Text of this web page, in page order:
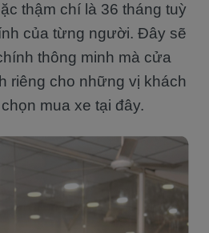
thậm chí là 36 tháng tuỳ
của từng người. Đây sẽ
thông minh mà cửa
riêng cho những vị khách
mua xe tại đây.